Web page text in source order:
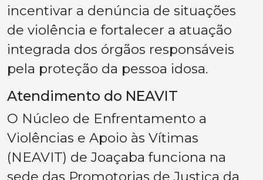
incentivar a denúncia de situações
de violência e fortalecer a atuação
integrada dos órgãos responsáveis
pela proteção da pessoa idosa.
Atendimento do NEAVIT
O Núcleo de Enfrentamento a
Violências e Apoio às Vítimas
(NEAVIT) de Joaçaba funciona na
sede das Promotorias de Justiça da